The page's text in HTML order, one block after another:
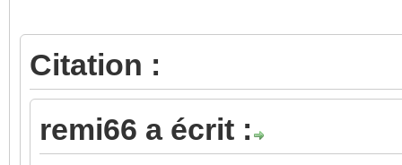
Citation :
remi66 a écrit :